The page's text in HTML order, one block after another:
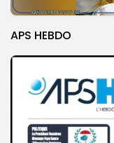
APS HEBDO